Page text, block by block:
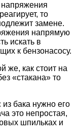
напряжения
то
замене.
напрямую
искать в
к бензонасосу.
же, как стоит на
«стакана» то
из бака нужно его
это непростая,
шпильках и